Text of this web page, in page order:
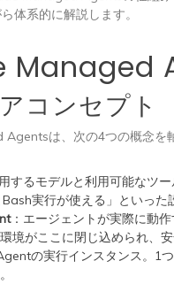
体系的に解説します。
Managed
コンセプト
は、次の4つの概念を
するモデルと利用可能なツ
実行が使える」といった
：エージェントが実際に動
境がここに閉じ込められ、安
の実行インスタンス。1